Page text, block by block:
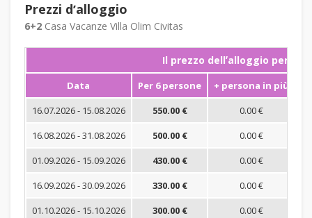
Prezzi dʼalloggio
6+2 Casa Vacanze Villa Olim Civitas
Il prezzo dellʼalloggio per
Data Per 6 persone + persona in più
16.07.2026 - 15.08.2026
550.00 €
0.00 €
16.08.2026 - 31.08.2026
500.00 €
0.00 €
01.09.2026 - 15.09.2026
430.00 €
0.00 €
16.09.2026 - 30.09.2026
330.00 €
0.00 €
01.10.2026 - 15.10.2026
300.00 €
0.00 €